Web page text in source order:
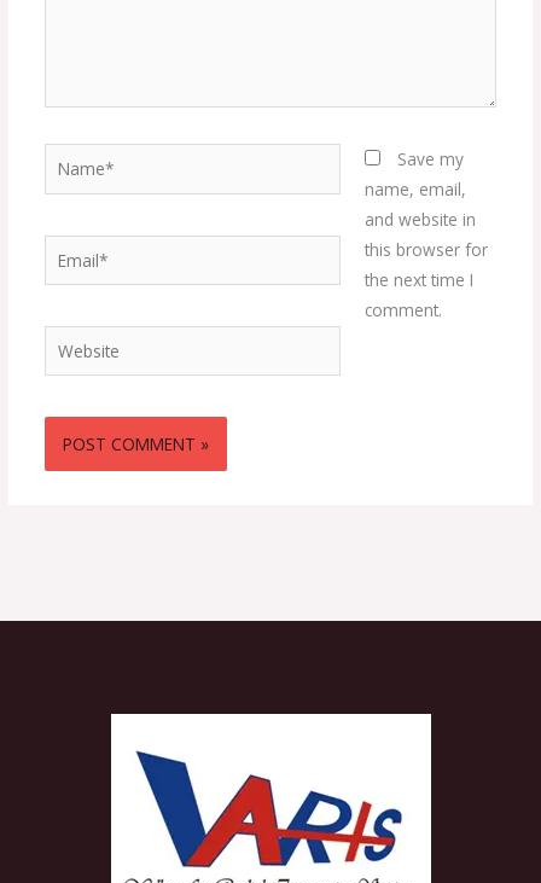
Name*
Website
Save my
name, email,
and website in
this browser for
the next time I
comment.